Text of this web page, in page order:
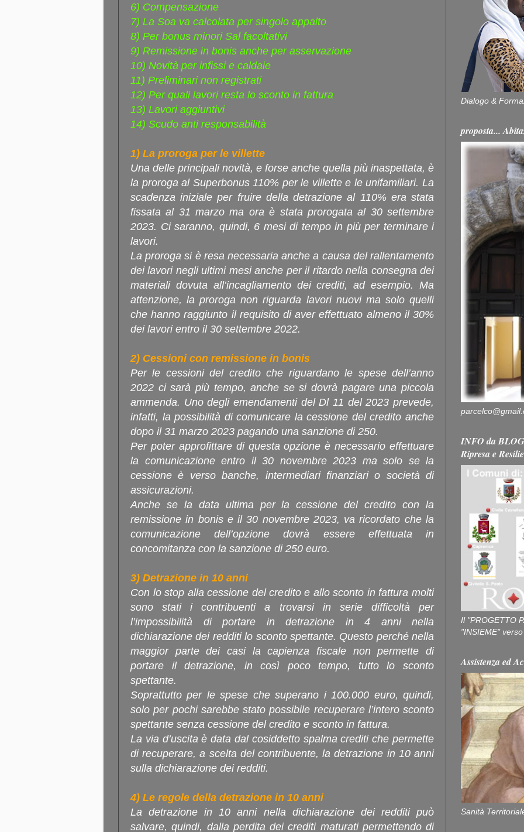
6) Compensazione
7) La Soa va calcolata per singolo appalto
8) Per bonus minori Sal facoltativi
9) Remissione in bonis anche per asservazione
10) Novità per infissi e caldaie
11) Preliminari non registrati
12) Per quali lavori resta lo sconto in fattura
13) Lavori aggiuntivi
14) Scudo anti responsabilità
1) La proroga per le villette
Una delle principali novità, e forse anche quella più inaspettata, è
la proroga al Superbonus 110% per le villette e le unifamiliari. La
scadenza iniziale per fruire della detrazione al 110% era stata
fissata al 31 marzo ma ora è stata prorogata al 30 settembre
2023. Ci saranno, quindi, 6 mesi di tempo in più per terminare i
lavori.
La proroga si è resa necessaria anche a causa del rallentamento
dei lavori negli ultimi mesi anche per il ritardo nella consegna dei
materiali dovuta all’incagliamento dei crediti, ad esempio. Ma
attenzione, la proroga non riguarda lavori nuovi ma solo quelli
che hanno raggiunto il requisito di aver effettuato almeno il 30%
dei lavori entro il 30 settembre 2022.
2) Cessioni con remissione in bonis
Per le cessioni del credito che riguardano le spese dell’anno
2022 ci sarà più tempo, anche se si dovrà pagare una piccola
ammenda. Uno degli emendamenti del Dl 11 del 2023 prevede,
infatti, la possibilità di comunicare la cessione del credito anche
dopo il 31 marzo 2023 pagando una sanzione di 250.
Per poter approfittare di questa opzione è necessario effettuare
la comunicazione entro il 30 novembre 2023 ma solo se la
cessione è verso banche, intermediari finanziari o società di
assicurazioni.
Anche se la data ultima per la cessione del credito con la
remissione in bonis e il 30 novembre 2023, va ricordato che la
comunicazione dell’opzione dovrà essere effettuata in
concomitanza con la sanzione di 250 euro.
3) Detrazione in 10 anni
Con lo stop alla cessione del credito e allo sconto in fattura molti
sono stati i contribuenti a trovarsi in serie difficoltà per
l’impossibilità di portare in detrazione in 4 anni nella
dichiarazione dei redditi lo sconto spettante. Questo perché nella
maggior parte dei casi la capienza fiscale non permette di
portare il detrazione, in così poco tempo, tutto lo sconto
spettante.
Soprattutto per le spese che superano i 100.000 euro, quindi,
solo per pochi sarebbe stato possibile recuperare l’intero sconto
spettante senza cessione del credito e sconto in fattura.
La via d’uscita è data dal cosiddetto spalma crediti che permette
di recuperare, a scelta del contribuente, la detrazione in 10 anni
sulla dichiarazione dei redditi.
4) Le regole della detrazione in 10 anni
La detrazione in 10 anni nella dichiarazione dei redditi può
salvare, quindi, dalla perdita dei crediti maturati permettendo di
Dialogo &
proposta...
INFO da
Ripresa e
Il "PROGETTO
"INSIEME"
Assistenza ed
Sanità